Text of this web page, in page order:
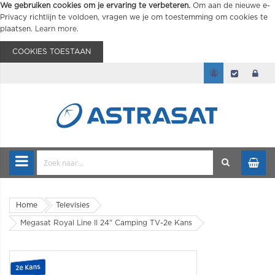
We gebruiken cookies om je ervaring te verbeteren. Om aan de nieuwe e-
Privacy richtlijn te voldoen, vragen we je om toestemming om cookies te
plaatsen.
Learn more.
COOKIES TOESTAAN
Home Televisies
Megasat Royal Line II 24" Camping TV-2e Kans